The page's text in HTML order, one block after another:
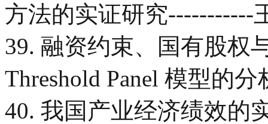
方法的实证研究-----------
39. 融资约束、国有股权
Threshold Panel 模型的
40. 我国产业经济绩效